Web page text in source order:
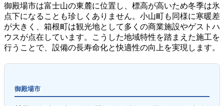
御殿場市は富士山の東麓に位置し、標高が高いため冬季は氷
点下になることも珍しくありません。小山町も同様に寒暖差
が大きく、箱根町は観光地として多くの商業施設やゲストハ
ウスが点在しています。こうした地域特性を踏まえた施工を
行うことで、設備の長寿命化と快適性の向上を実現します。
御殿場市